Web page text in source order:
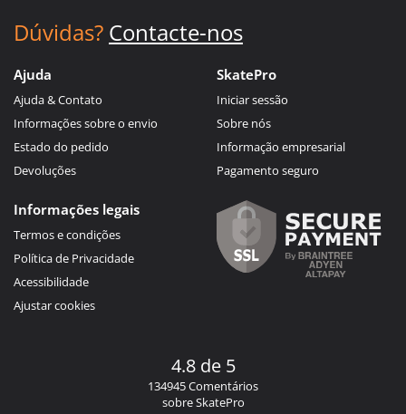
Dúvidas? Contacte-nos
Ajuda
Ajuda & Contato
Informações sobre o envio
Estado do pedido
Devoluções
SkatePro
Iniciar sessão
Sobre nós
Informação empresarial
Pagamento seguro
Informações legais
Termos e condições
Política de Privacidade
Acessibilidade
Ajustar cookies
4.8 de 5
134945 Comentários
sobre SkatePro